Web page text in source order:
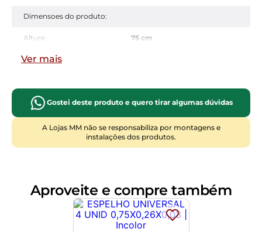
Dimensoes do produto:
Altura: 75 cm
Largura:
Ver mais
Gostei deste produto e quero tirar algumas dúvidas
A Lojas MM não se responsabiliza por montagens e
instalações dos produtos.
Aproveite e compre também